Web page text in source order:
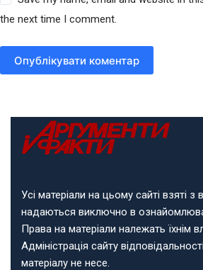
the next time I comment.
Опублікувати коментар
Усі матеріали на цьому сайті взяті з
надаються виключно в
Права на матеріали належать їхнім
Адміністрація сайту
матеріалу не несе.